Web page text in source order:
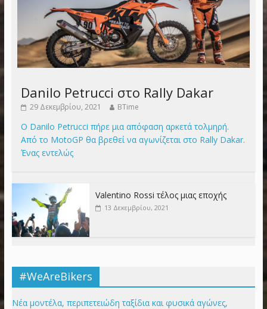
Danilo Petrucci στο Rally Dakar
29 Δεκεμβρίου, 2021 BTime
Ο Danilo Petrucci πήρε μια απόφαση αρκετά τολμηρή.
Από το MotoGP θα βρεθεί να αγωνίζεται στο Rally Dakar.
Ένας εντελώς
Valentino Rossi τέλος μιας εποχής
13 Δεκεμβρίου, 2021
#WeAreBikers
Νέα μοντέλα, περιπετειώδη ταξίδια και φυσικά αγώνες,